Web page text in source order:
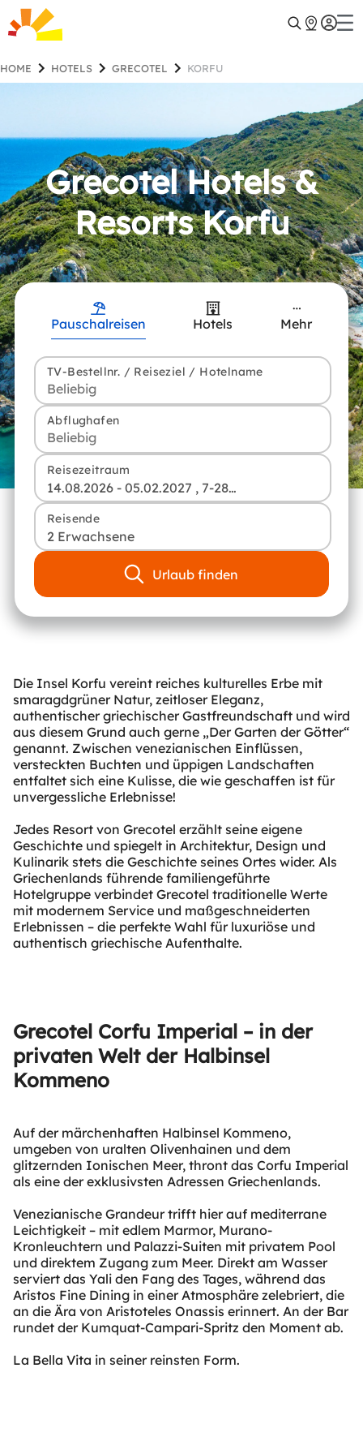
HOME HOTELS GRECOTEL KORFU
Grecotel Hotels &
Resorts Korfu
Pauschalreisen Hotels Mehr
TV-Bestellnr. / Reiseziel / Hotelname
Abflughafen
Reisezeitraum
14.08.2026 - 05.02.2027 , 7-28 Tage
Reisende
2 Erwachsene
Urlaub finden
Die Insel Korfu vereint reiches kulturelles Erbe mit
smaragdgrüner Natur, zeitloser Eleganz,
authentischer griechischer Gastfreundschaft und wird
aus diesem Grund auch gerne „Der Garten der Götter“
genannt. Zwischen venezianischen Einflüssen,
versteckten Buchten und üppigen Landschaften
entfaltet sich eine Kulisse, die wie geschaffen ist für
unvergessliche Erlebnisse!
Jedes Resort von Grecotel erzählt seine eigene
Geschichte und spiegelt in Architektur, Design und
Kulinarik stets die Geschichte seines Ortes wider. Als
Griechenlands führende familiengeführte
Hotelgruppe verbindet Grecotel traditionelle Werte
mit modernem Service und maßgeschneiderten
Erlebnissen – die perfekte Wahl für luxuriöse und
authentisch griechische Aufenthalte.
Grecotel Corfu Imperial – in der
privaten Welt der Halbinsel
Kommeno
Auf der märchenhaften Halbinsel Kommeno,
umgeben von uralten Olivenhainen und dem
glitzernden Ionischen Meer, thront das Corfu Imperial
als eine der exklusivsten Adressen Griechenlands.
Venezianische Grandeur trifft hier auf mediterrane
Leichtigkeit – mit edlem Marmor, Murano-
Kronleuchtern und Palazzi-Suiten mit privatem Pool
und direktem Zugang zum Meer. Direkt am Wasser
serviert das Yali den Fang des Tages, während das
Aristos Fine Dining in einer Atmosphäre zelebriert, die
an die Ära von Aristoteles Onassis erinnert. An der Bar
rundet der Kumquat-Campari-Spritz den Moment ab.
La Bella Vita in seiner reinsten Form.